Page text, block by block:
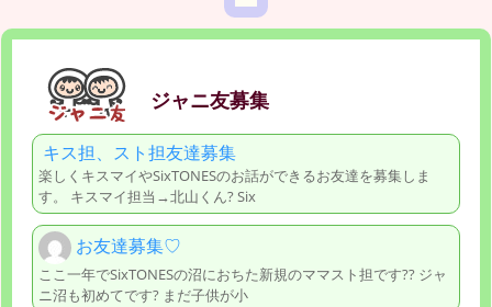
ジャニ友募集
キス担、スト担友達募集
楽しくキスマイやSixTONESのお話ができるお友達を募集しま
す。 キスマイ担当→北山くん? Six
お友達募集♡
ここ一年でSixTONESの沼におちた新規のママスト担です?? ジャ
ニ沼も初めてです? まだ子供が小